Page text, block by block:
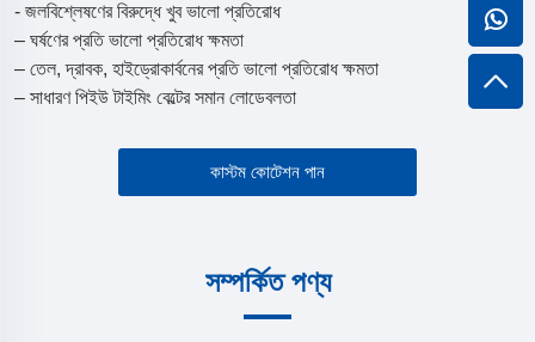
- জলবিশ্লেষণের বিরুদ্ধে খুব ভালো প্রতিরোধ
– ঘর্ষণের প্রতি ভালো প্রতিরোধ ক্ষমতা
– তেল, দ্রাবক, হাইড্রোকার্বনের প্রতি ভালো প্রতিরোধ ক্ষমতা
– সাধারণ পিইউ টাইমিং বেল্টের সমান লোডেবলতা
কাস্টম কোটেশন পান
সম্পর্কিত পণ্য